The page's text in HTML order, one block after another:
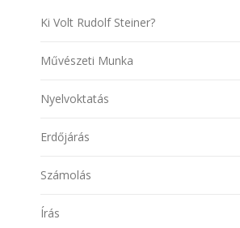
Ki Volt Rudolf Steiner?
Művészeti Munka
Nyelvoktatás
Erdőjárás
Számolás
Írás